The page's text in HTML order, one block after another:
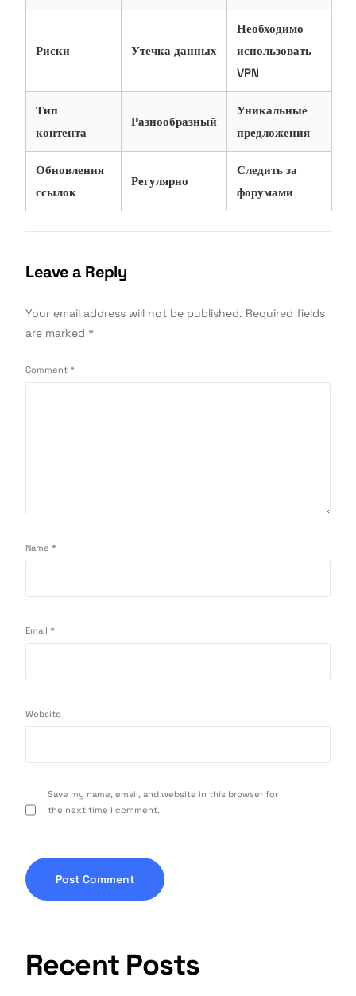
Риски Утечка данных
Необходимо
использовать
VPN
Тип
контента
Разнообразный
Уникальные
предложения
Обновления
ссылок
Регулярно
Следить за
форумами
Leave a Reply
Your email address will not be published. Required fields
are marked*
Comment*
Name*
Email*
Website
Save my name, email, and website in this browser for
the next time I comment.
Recent Posts